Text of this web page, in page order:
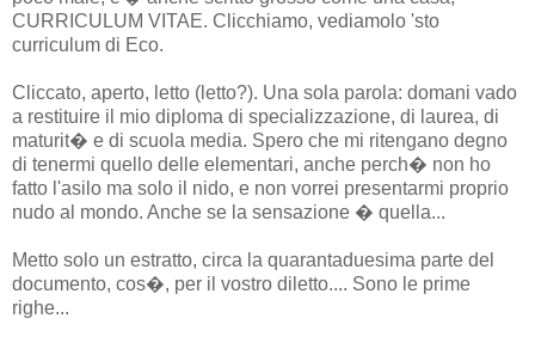
CURRICULUM VITAE. Clicchiamo, vediamolo 'sto
curriculum di Eco.
Cliccato, aperto, letto (letto?). Una sola parola: domani vado
a restituire il mio diploma di specializzazione, di laurea, di
maturit� e di scuola media. Spero che mi ritengano degno
di tenermi quello delle elementari, anche perch� non ho
fatto l'asilo ma solo il nido, e non vorrei presentarmi proprio
nudo al mondo. Anche se la sensazione � quella...
Metto solo un estratto, circa la quarantaduesima parte del
documento, cos�, per il vostro diletto.... Sono le prime
righe...